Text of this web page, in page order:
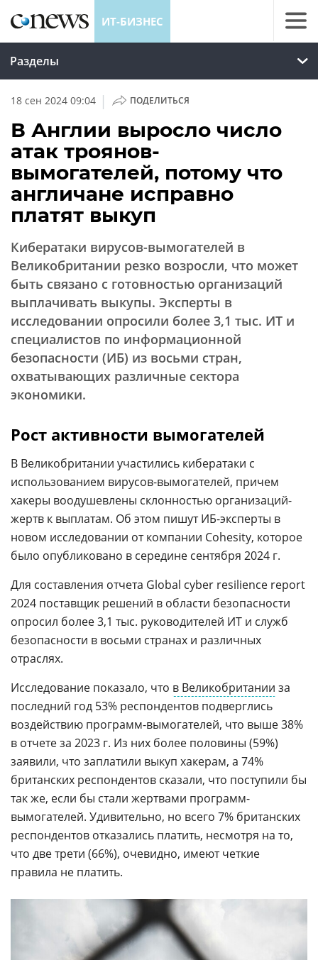
ИТ-БИЗНЕС
Разделы
18 сен 2024 09:04 | ПОДЕЛИТЬСЯ
В Англии выросло число
атак троянов-
вымогателей, потому что
англичане исправно
платят выкуп
Кибератаки вирусов-вымогателей в
Великобритании резко возросли, что может
быть связано с готовностью организаций
выплачивать выкупы. Эксперты в
исследовании опросили более 3,1 тыс. ИТ и
специалистов по информационной
безопасности (ИБ) из восьми стран,
охватывающих различные сектора
экономики.
Рост активности вымогателей
В Великобритании участились кибератаки с
использованием вирусов-вымогателей, причем
хакеры воодушевлены склонностью организаций-
жертв к выплатам. Об этом пишут ИБ-эксперты в
новом исследовании от компании Cohesity, которое
было опубликовано в середине сентября 2024 г.
Для составления отчета Global cyber resilience report
2024 поставщик решений в области безопасности
опросил более 3,1 тыс. руководителей ИТ и служб
безопасности в восьми странах и различных
отраслях.
Исследование показало, что в Великобритании за
последний год 53% респондентов подверглись
воздействию программ-вымогателей, что выше 38%
в отчете за 2023 г. Из них более половины (59%)
заявили, что заплатили выкуп хакерам, а 74%
британских респондентов сказали, что поступили бы
так же, если бы стали жертвами программ-
вымогателей. Удивительно, но всего 7% британских
респондентов отказались платить, несмотря на то,
что две трети (66%), очевидно, имеют четкие
правила не платить.